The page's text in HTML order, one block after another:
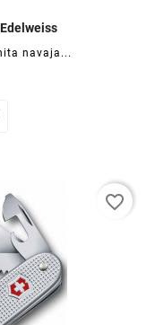
navaja...
favorite_border